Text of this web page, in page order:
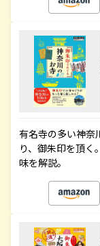
有名寺の多い神奈
り、御朱印を頂
味を解説。